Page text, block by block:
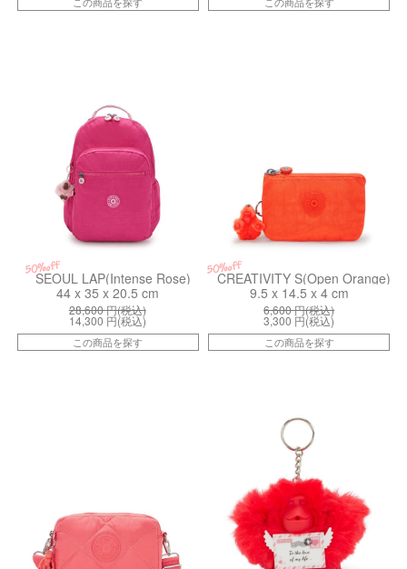
50%off
SEOUL LAP(Intense Rose)
44 x 35 x 20.5 cm
28,600円(税込)
14,300 円(税込)
この商品を探す
50%off
CREATIVITY S(Open Orange)
9.5 x 14.5 x 4 cm
6,600円(税込)
3,300 円(税込)
この商品を探す